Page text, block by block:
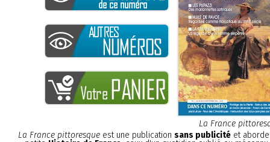
La France
La France pittoresqueest une publication sans publicitéet aborde